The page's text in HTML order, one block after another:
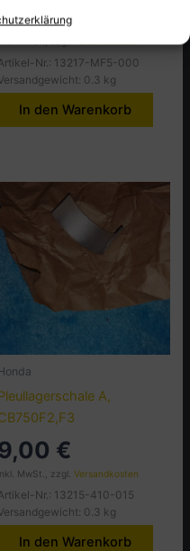
€
Nr.: 13217-MF5-000
0.3 kg
In den Warenkorb
A,
€
MwSt., zzgl. Versandkosten
Nr.: 13215-410-015
0.3 kg
In den Warenkorb